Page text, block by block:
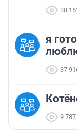
38
я
37
9 787